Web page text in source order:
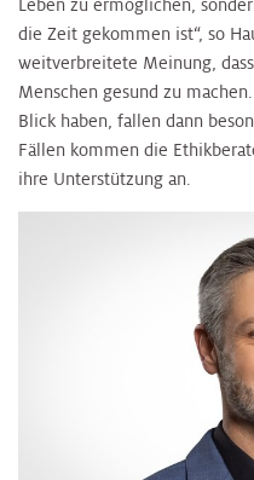
Leben zu ermöglichen,
die Zeit gekommen ist“, so
weitverbreitete Meinung,
Menschen gesund zu
Blick haben, fallen dann
Fällen kommen die
ihre Unterstützung an.